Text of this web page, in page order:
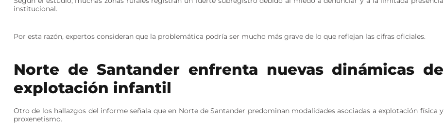
institucional.
Por esta razón, expertos consideran que la problemática podría ser mucho más grave de lo que reflejan las cifras oficiales.
Norte de Santander enfrenta nuevas dinámicas de
explotación infantil
Otro de los hallazgos del informe señala que en Norte de Santander predominan modalidades asociadas a explotación física y
proxenetismo.